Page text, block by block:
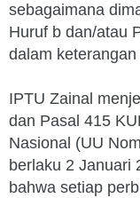
sebagaimana
Huruf b dan/atau
dalam
IPTU Zainal
dan Pasal 415
Nasional (UU
berlaku 2 Januari
bahwa setiap